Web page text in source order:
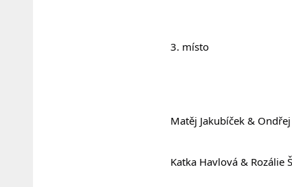
				3. místo
Matěj Jakubíček &
Katka Havlová &